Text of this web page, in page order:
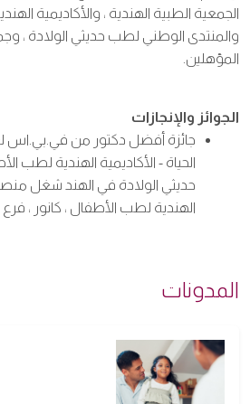
الجمعية الطبية الهندية ، والأكاديمية
والمنتدى الوطني لطب حديثي الولادة ،
المؤهلين.
الجوائز والإنجازات
الحياة - الأكاديمية الهندية لطب
حديثي الولادة في الهند شغل
الهندية لطب الأطفال ، كانور ، فرع
المدونات